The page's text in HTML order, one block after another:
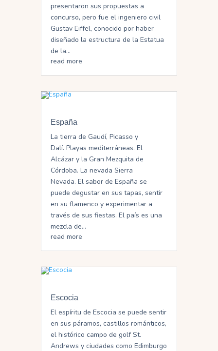
presentaron sus propuestas a
concurso, pero fue el ingeniero civil
Gustav Eiffel, conocido por haber
diseñado la estructura de la Estatua
de la...
read more
España
La tierra de Gaudí, Picasso y
Dalí. Playas mediterráneas. El
Alcázar y la Gran Mezquita de
Córdoba. La nevada Sierra
Nevada. El sabor de España se
puede degustar en sus tapas, sentir
en su flamenco y experimentar a
través de sus fiestas. El país es una
mezcla de...
read more
Escocia
El espíritu de Escocia se puede sentir
en sus páramos, castillos románticos,
el histórico campo de golf St.
Andrews y ciudades como Edimburgo